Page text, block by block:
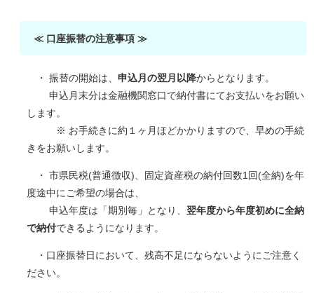
≪ 口座振替の注意事項 ≫
・ 振替の開始は、 申込月の翌月以降からとなります。
申込月末分は金融機関窓口で納付書にてお支払いをお願い
します。
※ お手続きに約１ヶ月ほどかかりますので、早めの手続
きをお願いします。
・ 市県民税(普通徴収)、固定資産税の納付回数1回(全納)を年
度途中にご希望の場合は、
申込年度は「期別毎」となり、 翌年度から年度初めに全納
で納付できるようになります。
・口座振替日において、残高不足にならないようにご注意く
ださい。